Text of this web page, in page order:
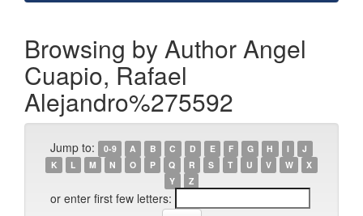
Browsing by Author Angel
Cuapio, Rafael
Alejandro%275592
Jump to: 0-9 A B C D E F G H I
J
K
L M N O P Q R S T U V W
X
Y
Z
or enter first few letters: